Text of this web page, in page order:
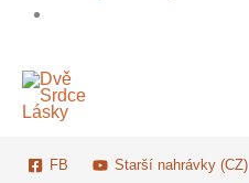
FB Starší nahrávky (CZ)